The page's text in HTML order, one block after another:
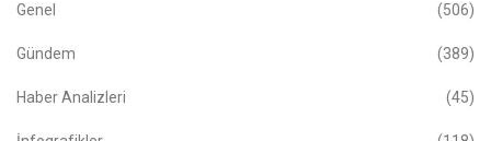
Genel (506)
Gündem (389)
Haber Analizleri (45)